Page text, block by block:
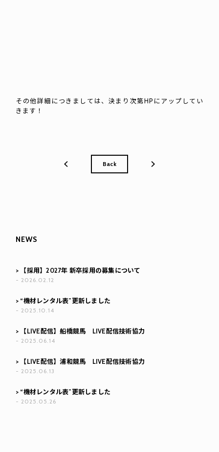
その他詳細につきましては、決まり次第HPにアップしてい
きます！
Back
NEWS
> 【採用】2027年 新卒採用の募集について
- 2026.02.12
> “機材レンタル表”更新しました
- 2025.10.14
> 【LIVE配信】船橋競馬 LIVE配信技術協力
- 2025.06.14
> 【LIVE配信】浦和競馬 LIVE配信技術協力
- 2025.06.13
> “機材レンタル表”更新しました
- 2025.05.26